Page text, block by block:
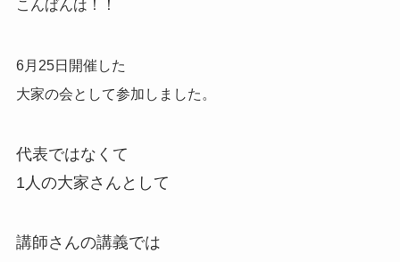
こんばんは！！
6月25日開催した
大家の会として参加しました。
代表ではなくて
1人の大家さんとして
講師さんの講義では